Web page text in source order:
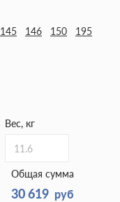
145 146 150
195
Вес, кг
11.6
Общая сумма
30 619 руб